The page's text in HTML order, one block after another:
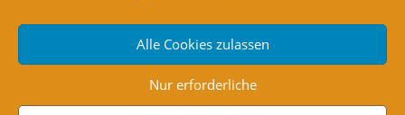
Alle Cookies zulassen
Nur erforderliche
• СкачатьRISEUP VPN.
Установить. Запустить программу и подождать, пока
настроится соединение.
Для мобильных устройств: